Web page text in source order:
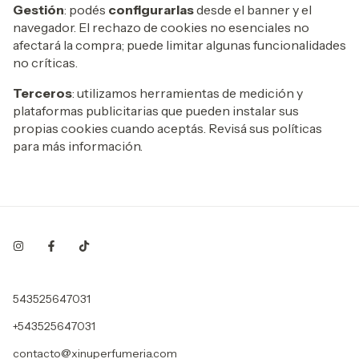
Gestión: podés configurarlasdesde el banner y el
navegador. El rechazo de cookies no esenciales no
afectará la compra; puede limitar algunas funcionalidades
no críticas.
Terceros: utilizamos herramientas de medición y
plataformas publicitarias que pueden instalar sus
propias cookies cuando aceptás. Revisá sus políticas
para más información.
543525647031
+543525647031
contacto@xinuperfumeria.com